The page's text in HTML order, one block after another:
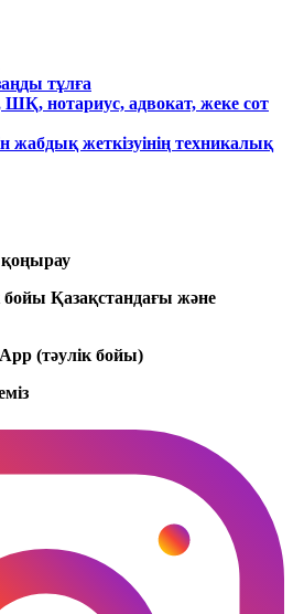
тұлға
нотариус, адвокат, жеке сот
жабдық жеткізуінің техникалық
бойы Қазақстандағы және
(тәулік бойы)